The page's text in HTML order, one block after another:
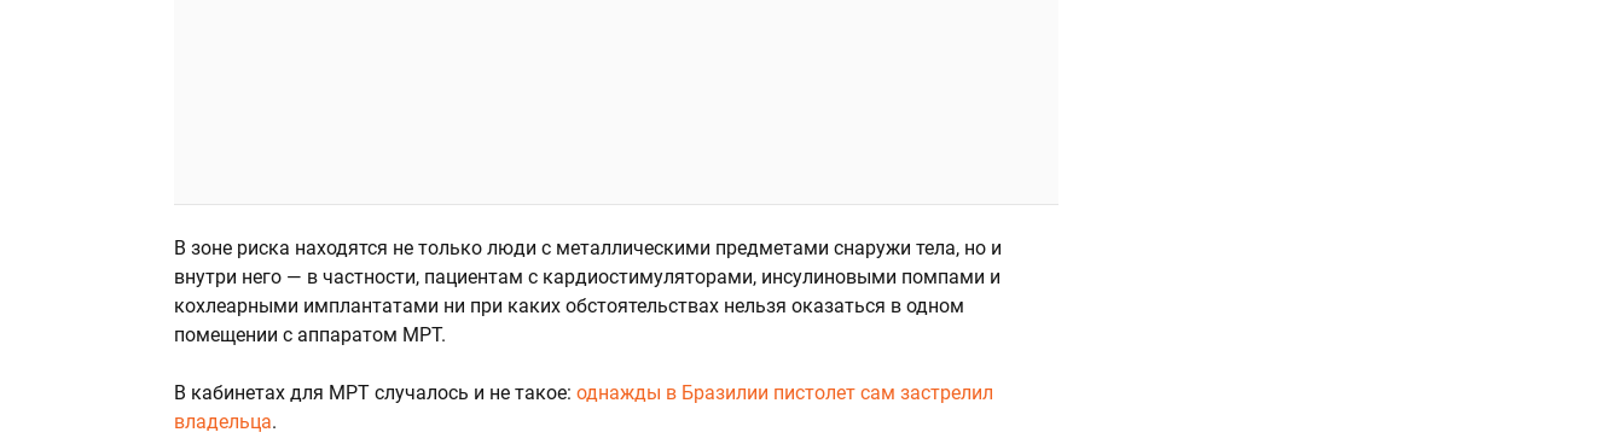
В зоне риска находятся не только люди с металлическими предметами снаружи тела, но и
внутри него — в частности, пациентам с кардиостимуляторами, инсулиновыми помпами и
кохлеарными имплантатами ни при каких обстоятельствах нельзя оказаться в одном
помещении с аппаратом МРТ.
В кабинетах для МРТ случалось и не такое: однажды в Бразилии пистолет сам застрелил
владельца.